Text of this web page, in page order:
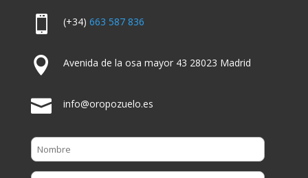
 (+34) 663 587 836
 Avenida de la osa mayor 43 28023 Madrid
 info@oropozuelo.es